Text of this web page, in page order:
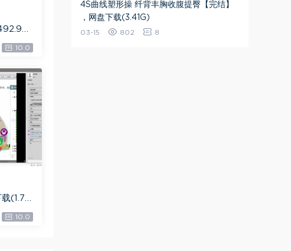
10.0
(1.79
10.0
4S曲线塑形操 纤背丰胸收腹提臀【完结】
，网盘下载(3.41G)
03-15 802 8